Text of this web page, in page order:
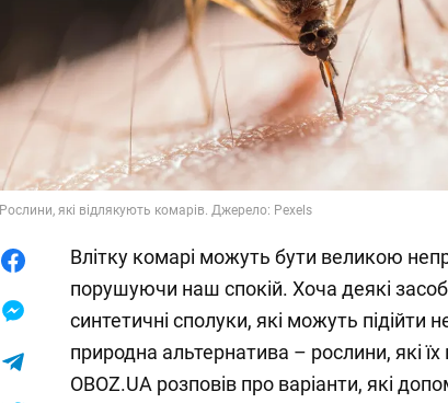
Рослини, які відлякують комарів. Джерело: Pexels
Влітку комарі можуть бути великою
порушуючи наш спокій. Хоча деякі
синтетичні сполуки, які можуть підійти
природна альтернатива – рослини, які
OBOZ.UA розповів про варіанти, які